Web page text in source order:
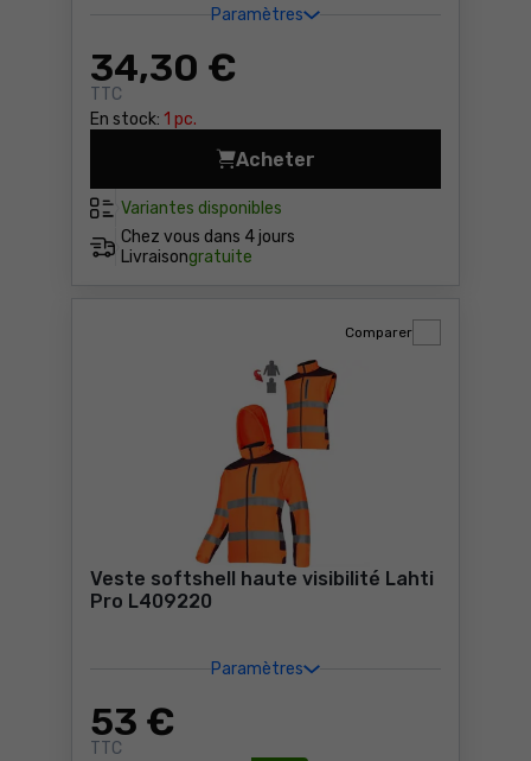
Paramètres
34,30 €
TTC
En stock: 1 pc.
Variantes disponibles
Chez vous dans 4 jours
Livraisongratuite
Acheter
Pantalon de travail Neo
Veste softshell haute visibilité Lahti
Pro L409220
Paramètres
53 €
TTC
Comparer